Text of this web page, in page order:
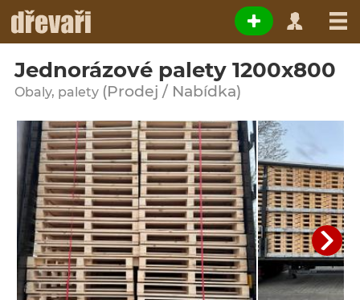
Jednorázové palety 1200x800
Obaly, palety (Prodej / Nabídka)